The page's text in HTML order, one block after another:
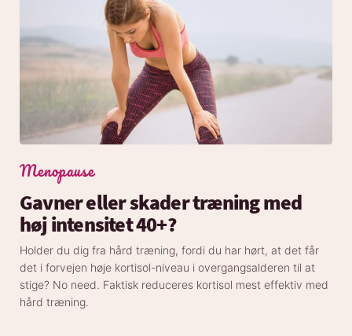
Menopause
Gavner eller skader træning med
høj intensitet 40+?
Holder du dig fra hård træning, fordi du har hørt, at det får
det i forvejen høje kortisol-niveau i overgangsalderen til at
stige? No need. Faktisk reduceres kortisol mest effektiv med
hård træning.